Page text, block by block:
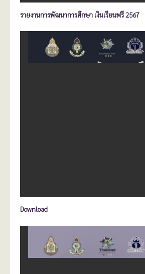
รายงานการพัฒนาการศึกษา เงินเรียนฟรี 2567
Download